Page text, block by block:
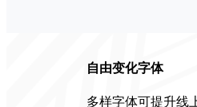
自由变化字体
多样字体可提升线